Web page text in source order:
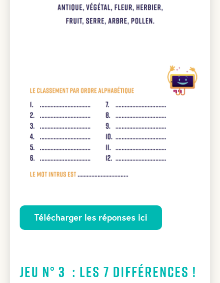
Télécharger les réponses ici
Jeu N° 3 : Les 7 différences !